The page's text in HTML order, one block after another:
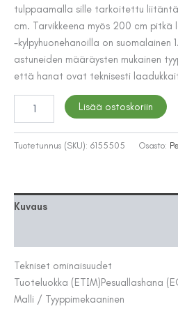
tulppaamalla sille tarkoitettu liitäntä.
cm. Tarvikkeena myös 200 cm pitkä
-kylpyhuonehanoilla on suomalainen
astuneiden määräysten mukainen
että hanat ovat teknisesti
PESUALLASHANA
LAPETEK
B,
Lisää ostoskoriin
Tuotetunnus (SKU): 6155505 Osasto:
Kuvaus
Tekniset ominaisuudet
Tuoteluokka (ETIM)Pesuallashana
Malli / Tyyppimekaaninen